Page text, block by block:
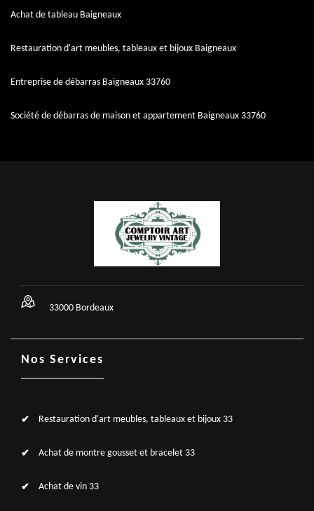
Achat de tableau Baigneaux
Restauration d'art meubles, tableaux et bijoux Baigneaux
Entreprise de débarras Baigneaux 33760
Société de débarras de maison et appartement Baigneaux 33760
33000 Bordeaux
Nos Services
Restauration d'art meubles, tableaux et bijoux 33
Achat de montre gousset et bracelet 33
Achat de vin 33